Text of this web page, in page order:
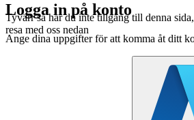
Tyvärr så har du inte tillgång till denna
resa med oss nedan
Logga in på konto
Ange dina uppgifter för att komma åt ditt